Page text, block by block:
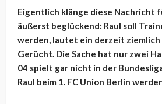
Eigentlich klänge diese Nachricht
äußerst beglückend: Raul soll
werden, lautet ein derzeit
Gerücht. Die Sache hat nur zwei
04 spielt gar nicht in der
Raul beim 1. FC Union Berlin